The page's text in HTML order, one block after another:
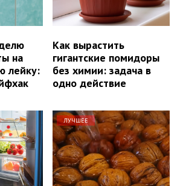
на
лейку:
Как вырастить
гигантские помидоры
без химии: задача в
одно действие
ЛУЧШЕЕ